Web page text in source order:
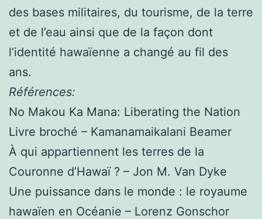
des bases militaires, du tourisme, de la terre
et de l’eau ainsi que de la façon dont
l’identité hawaïenne a changé au fil des
ans.
Références:
No Makou Ka Mana: Liberating the Nation
Livre broché – Kamanamaikalani Beamer
À qui appartiennent les terres de la
Couronne d’Hawaï ? – Jon M. Van Dyke
Une puissance dans le monde : le royaume
hawaïen en Océanie – Lorenz Gonschor